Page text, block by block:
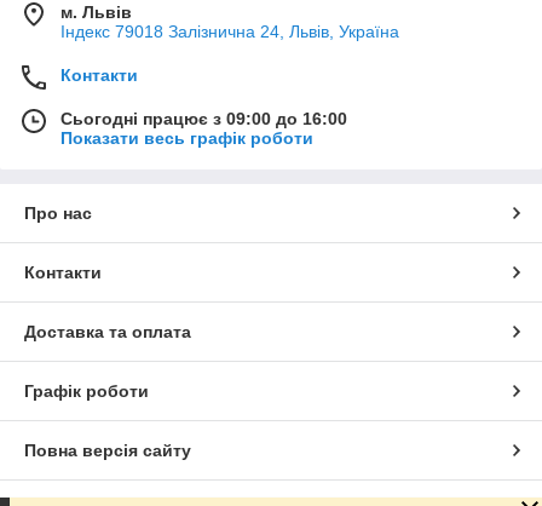
м. Львів
Індекс 79018 Залізнична 24, Львів, Україна
Контакти
Сьогодні працює з 09:00 до 16:00
Показати весь графік роботи
Про нас
Контакти
Доставка та оплата
Графік роботи
Повна версія сайту